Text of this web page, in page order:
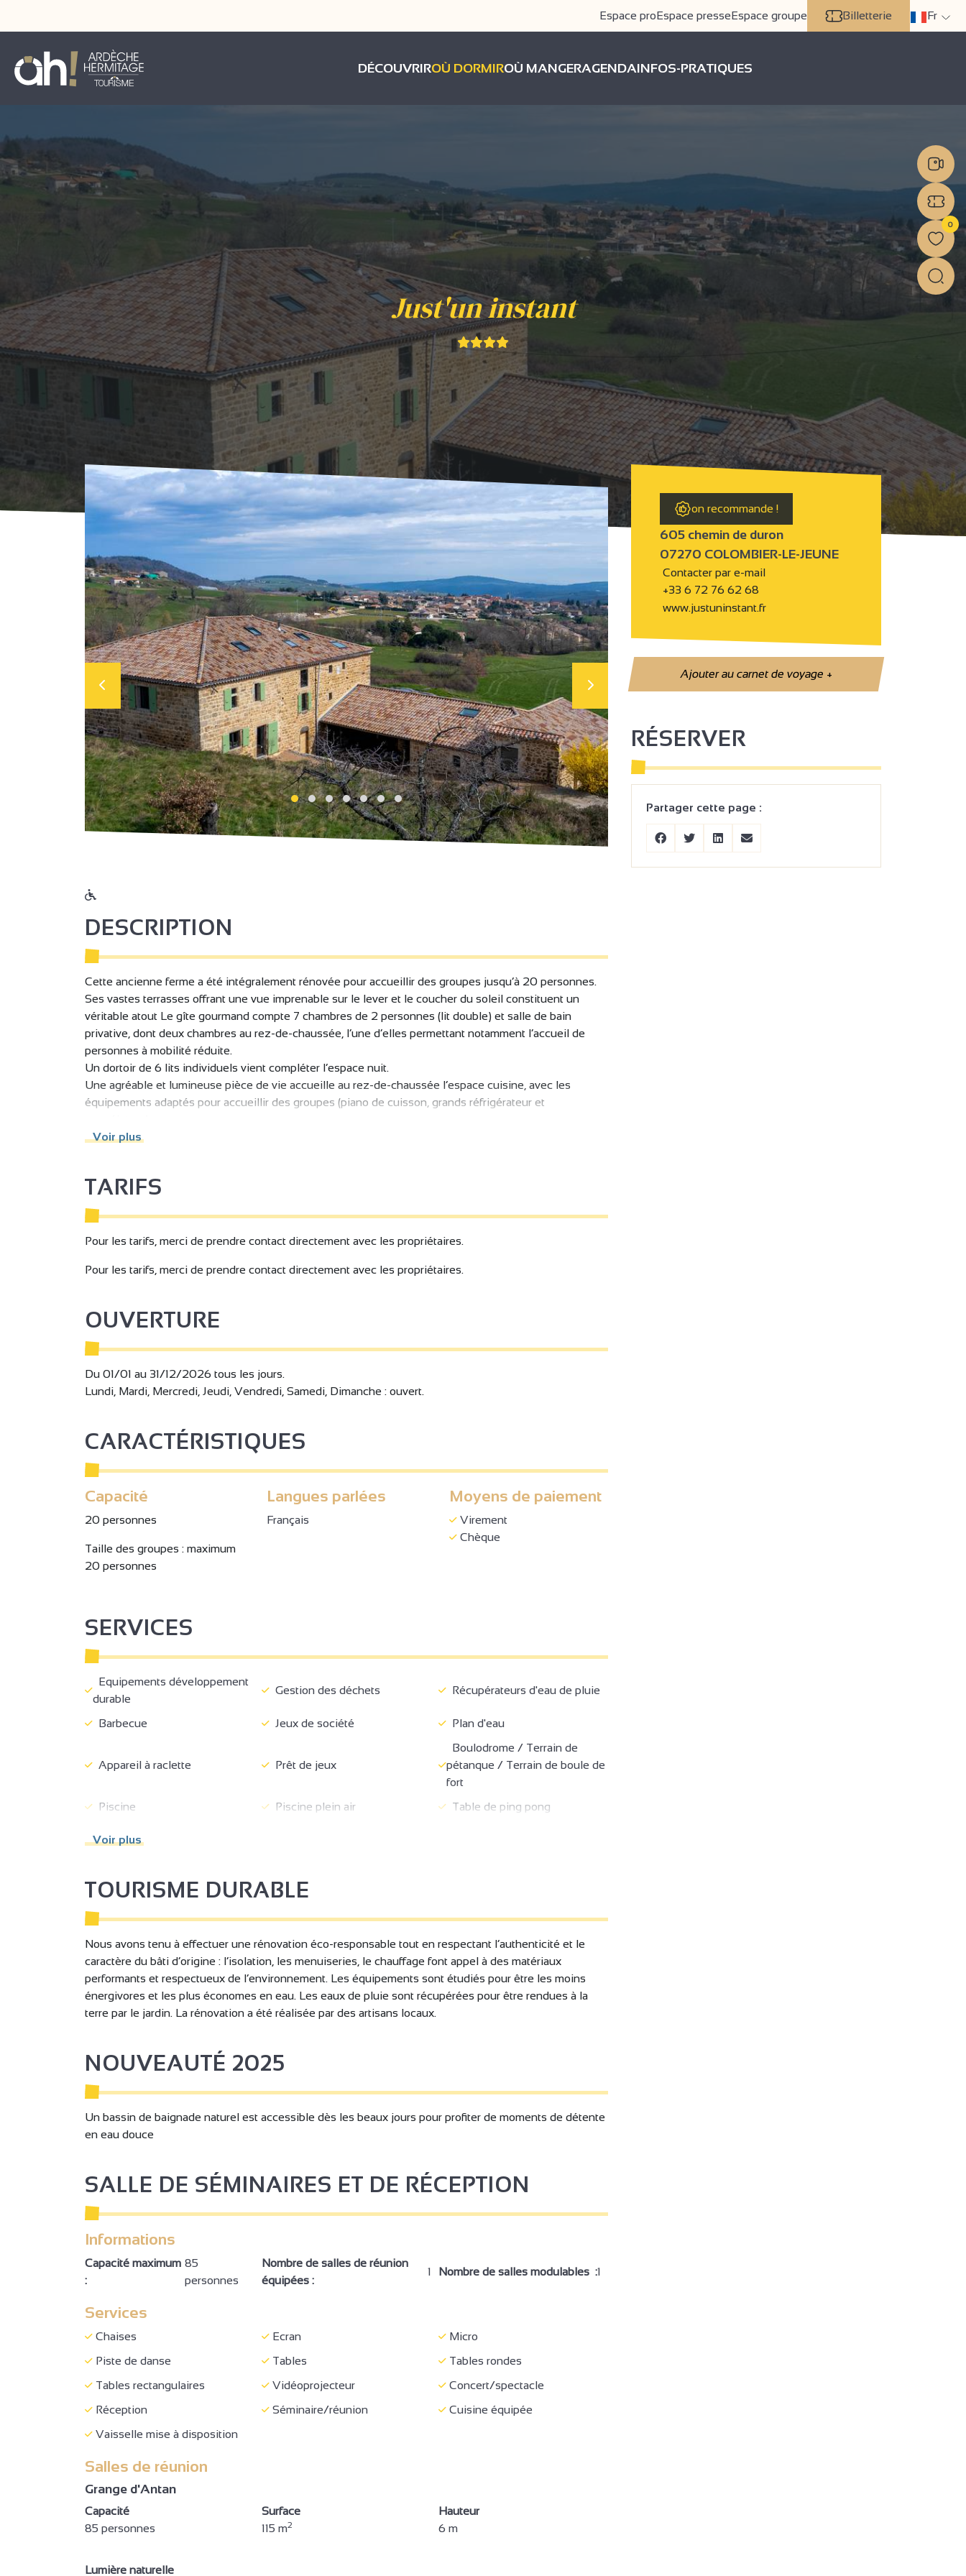
Espace proEspace presseEspace groupe Billetterie Fr
DÉCOUVRIROÙ DORMIROÙ MANGERAGENDAINFOS-PRATIQUES
Just'un instant
Où Dormir Hébergements collectifs Just'un instant
on recommande !
605 chemin de duron
07270 COLOMBIER-LE-JEUNE
Contacter par e-mail
+33 6 72 76 62 68
www.justuninstant.fr
Ajouter au carnet de voyage+
RÉSERVER
Partager cette page :
DESCRIPTION
Cette ancienne ferme a été intégralement rénovée pour accueillir des groupes jusqu’à 20 personnes.
Ses vastes terrasses offrant une vue imprenable sur le lever et le coucher du soleil constituent un
véritable atout Le gîte gourmand compte 7 chambres de 2 personnes (lit double) et salle de bain
privative, dont deux chambres au rez-de-chaussée, l’une d’elles permettant notamment l’accueil de
personnes à mobilité réduite.
Un dortoir de 6 lits individuels vient compléter l’espace nuit.
Une agréable et lumineuse pièce de vie accueille au rez-de-chaussée l’espace cuisine, avec les
équipements adaptés pour accueillir des groupes (piano de cuisson, grands réfrigérateur et
Dans le prolongement, se situe un espace salon, composé d’un coin télé et d’un coin jeux et lecture.
Voir plus
TARIFS
Pour les tarifs, merci de prendre contact directement avec les propriétaires.
Pour les tarifs, merci de prendre contact directement avec les propriétaires.
OUVERTURE
Du 01/01 au 31/12/2026 tous les jours.
Lundi, Mardi, Mercredi, Jeudi, Vendredi, Samedi, Dimanche : ouvert.
CARACTÉRISTIQUES
Capacité
20 personnes
Taille des groupes : maximum
20 personnes
Langues parlées
Français
Moyens de paiement
Virement
Chèque
SERVICES
Equipements développement
durable
Gestion des déchets Récupérateurs d'eau de pluie
Barbecue Jeux de société Plan d'eau
Appareil à raclette Prêt de jeux
Boulodrome / Terrain de
pétanque / Terrain de boule de
fort
Piscine
Piscine plein air
Table de ping pong
Mitoyen propriétaire
Parking
véhicules électriques
Accès internet Wifi gratuit Gestion libre
Non fumeur
Séjour / Salle à manger
Canapé
Canapé convertible
Lit 90 cm
Lit 140 cm
Lits superposés
Matériel Bébé
Chaise bébé
Aspirateur
Four
Lave vaisselle
Micro-ondes
Réfrigérateur
Sèche cheveux
Bouilloire
Machine à café
Lave linge collectif
gratuit
Lecteur DVD
Télévision
Sanitaires privés
Place réservée PMR
Cheminement de plain-pied
WC + barre d'appui + espace
de circulation
Douche avec assise + espace
de circulation
Espace de circulation sur le
côté du lit
Une chambre PMR
Concert/spectacle
Réception
Séminaire/réunion
Voir plus
TOURISME DURABLE
Nous avons tenu à effectuer une rénovation éco-responsable tout en respectant l’authenticité et le
caractère du bâti d’origine : l’isolation, les menuiseries, le chauffage font appel à des matériaux
performants et respectueux de l’environnement. Les équipements sont étudiés pour être les moins
énergivores et les plus économes en eau. Les eaux de pluie sont récupérées pour être rendues à la
terre par le jardin. La rénovation a été réalisée par des artisans locaux.
NOUVEAUTÉ 2025
Un bassin de baignade naturel est accessible dès les beaux jours pour profiter de moments de détente
en eau douce
SALLE DE SÉMINAIRES ET DE RÉCEPTION
Informations
Capacité maximum
:
85
personnes
Nombre de salles de réunion
équipées :
1 Nombre de salles modulables :1
Services
Chaises Ecran
Micro
Piste de danse
Tables
Tables rondes
Tables rectangulaires
Vidéoprojecteur
Concert/spectacle
Réception
Séminaire/réunion
Cuisine équipée
Vaisselle mise à disposition
Salles de réunion
Grange d'Antan
Capacité
85 personnes
Surface
115 m2
Hauteur
6 m
Lumière naturelle
5
7
0